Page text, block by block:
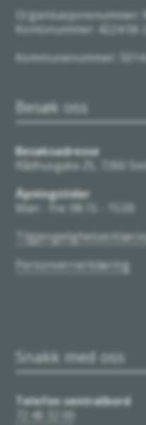
Organisasjonsnummer:
Kontonummer: 4224 06
Kommunenummer: 5014
Besøk oss
Besøksadresse
Rådhusgata 25, 7260
Åpningstider
Man - fre: 08.15 - 15.00
Personvernerklæring
Snakk med oss
Telefon sentralbord
72 46 32 00